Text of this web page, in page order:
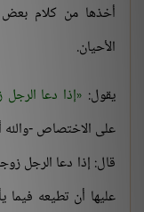
أخذها من كلام بعض
الأحيان.
يقول: إذا دعا
على الاختصاص -والله
قال: إذا دعا الرجل
عليها أن تطيعه فيما